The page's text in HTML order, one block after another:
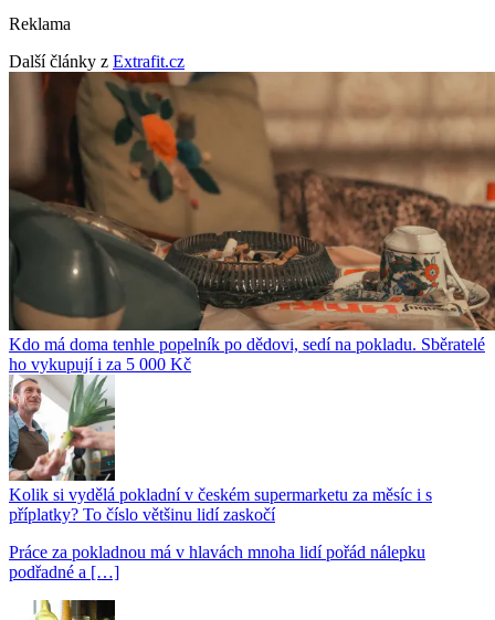
Reklama
Další články z Extrafit.cz
Kdo má doma tenhle popelník po dědovi, sedí na pokladu. Sběratelé
ho vykupují i za 5 000 Kč
Kolik si vydělá pokladní v českém supermarketu za měsíc i s
příplatky? To číslo většinu lidí zaskočí
Práce za pokladnou má v hlavách mnoha lidí pořád nálepku
podřadné a […]